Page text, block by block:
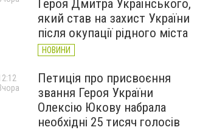
Героя Дмитра Українського,
який став на захист України
після окупації рідного міста
НОВИНИ
Петиція про присвоєння
звання Героя України
Олексію Юкову набрала
необхідні 25 тисяч голосів